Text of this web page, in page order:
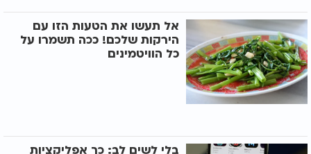
אל תעשו את הטעות הזו עם
הירקות שלכם! ככה תשמרו על
כל הוויטמינים
בלי לשים לב: כך אפליקציות